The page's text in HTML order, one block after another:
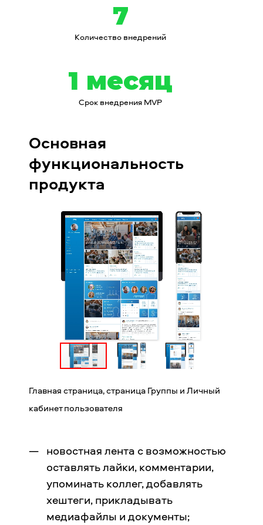
7
Количество внедрений
1 месяц
Срок внедрения MVP
Основная
функциональность
продукта
Главная страница, страница Группы и Личный
кабинет пользователя
новостная лента с возможностью
оставлять лайки, комментарии,
упоминать коллег, добавлять
хештеги, прикладывать
медиафайлы и документы;